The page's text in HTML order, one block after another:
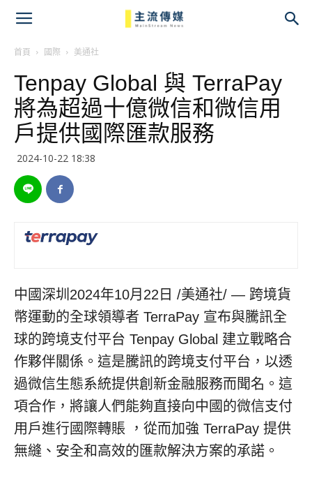
首頁 國際 美通社
Tenpay Global 與 TerraPay
將為超過十億微信和微信用
戶提供國際匯款服務
2024-10-22 18:38
中國深圳 2024年10月22日 /美通社/ — 跨境貨
幣運動的全球領導者 TerraPay 宣布與騰訊全
球的跨境支付平台 Tenpay Global 建立戰略合
作夥伴關係。這是騰訊的跨境支付平台，以透
過微信生態系統提供創新金融服務而聞名。這
項合作，將讓人們能夠直接向中國的微信支付
用戶進行國際轉賬 ，從而加強 TerraPay 提供
無縫、安全和高效的匯款解決方案的承諾。